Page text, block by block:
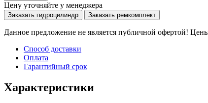
Цену уточняйте у менеджера
Заказать гидроцилиндр Заказать ремкомплект
Данное предложение не является публичной офертой!
Способ доставки
Оплата
Гарантийный срок
Характеристики